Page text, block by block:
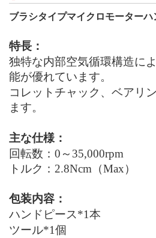
ブラシタイプマイクロモーター
特長：
独特な内部空気循環構造に
能が優れています。
コレットチャック、ベアリ
ます。
主な仕様：
回転数：0～35,000rpm
トルク：2.8Ncm（Max）
包装内容：
ハンドピース*1本
ツール*1個